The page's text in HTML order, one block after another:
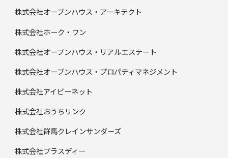
株式会社オープンハウス・アーキテクト
株式会社ホーク・ワン
株式会社オープンハウス・リアルエステート
株式会社オープンハウス・プロパティマネジメント
株式会社アイビーネット
株式会社おうちリンク
株式会社群馬クレインサンダーズ
株式会社プラスディー